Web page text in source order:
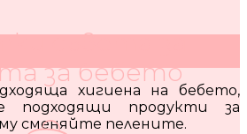
съвета за
за бебето
хигиена на бебето,
подходящи продукти за
сменяйте пелените.